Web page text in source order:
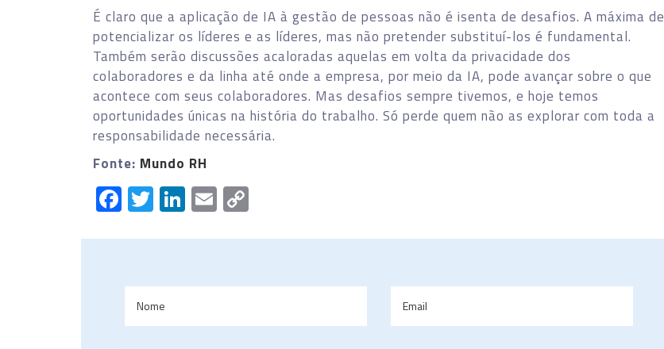
É claro que a aplicação de IA à gestão de pessoas não é isenta de desafios. A máxima de
potencializar os líderes e as líderes, mas não pretender substituí-los é fundamental.
Também serão discussões acaloradas aquelas em volta da privacidade dos
colaboradores e da linha até onde a empresa, por meio da IA, pode avançar sobre o que
acontece com seus colaboradores. Mas desafios sempre tivemos, e hoje temos
oportunidades únicas na história do trabalho. Só perde quem não as explorar com toda a
responsabilidade necessária.
Fonte: Mundo RH
Facebook
Twitter
LinkedIn
Email